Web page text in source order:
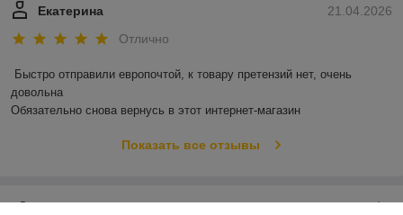
21.04.2026
Екатерина
Отлично
Быстро отправили европочтой, к товару претензий нет, очень
довольна
Обязательно снова вернусь в этот интернет-магазин
Показать все отзывы
О нас